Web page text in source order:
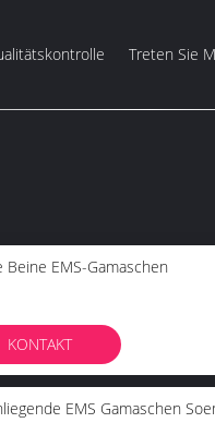
Treten Sie
Beine EMS-Gamaschen
KONTAKT
EMS Gamaschen